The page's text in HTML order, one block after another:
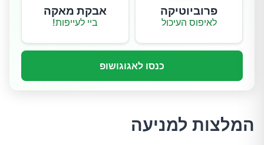
פרוביוטיקה
לאיפוס העיכול
אבקת מאקה
ביי לעייפות!
כנסו לאגוגושופ
המלצות למניעה